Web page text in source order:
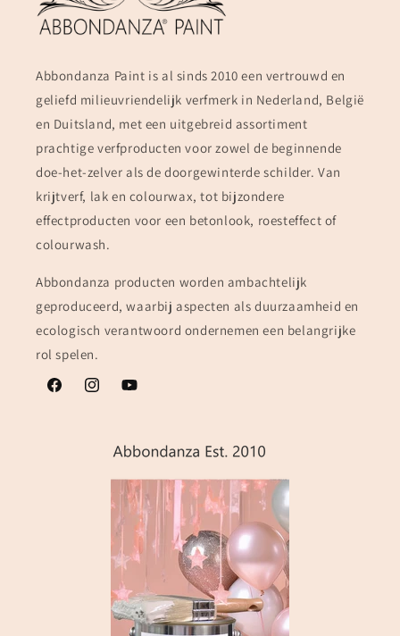
Abbondanza Paint is al sinds 2010 een vertrouwd en
geliefd milieuvriendelijk verfmerk in Nederland, België
en Duitsland, met een uitgebreid assortiment
prachtige verfproducten voor zowel de beginnende
doe-het-zelver als de doorgewinterde schilder. Van
krijtverf, lak en colourwax, tot bijzondere
effectproducten voor een betonlook, roesteffect of
colourwash.
Abbondanza producten worden ambachtelijk
geproduceerd, waarbij aspecten als duurzaamheid en
ecologisch verantwoord ondernemen een belangrijke
rol spelen.
FacebookInstagramYouTube